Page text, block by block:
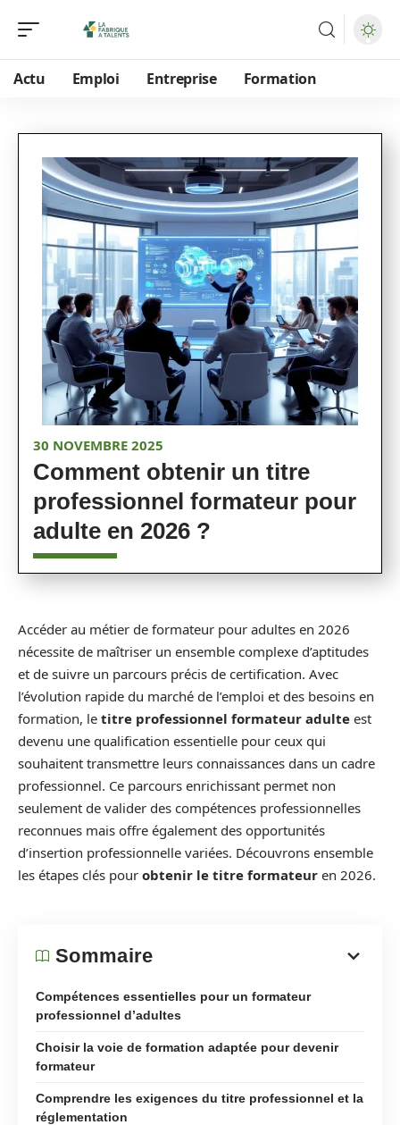
Actu Emploi Entreprise Formation
30 NOVEMBRE 2025
Comment obtenir un titre
professionnel formateur pour
adulte en 2026 ?
Accéder au métier de formateur pour adultes en 2026
nécessite de maîtriser un ensemble complexe d’aptitudes
et de suivre un parcours précis de certification. Avec
l’évolution rapide du marché de l’emploi et des besoins en
formation, le titre professionnel formateur adulte est
devenu une qualification essentielle pour ceux qui
souhaitent transmettre leurs connaissances dans un cadre
professionnel. Ce parcours enrichissant permet non
seulement de valider des compétences professionnelles
reconnues mais offre également des opportunités
d’insertion professionnelle variées. Découvrons ensemble
les étapes clés pour obtenir le titre formateur en 2026.
Sommaire
Compétences essentielles pour un formateur
professionnel d’adultes
Choisir la voie de formation adaptée pour devenir
formateur
Comprendre les exigences du titre professionnel et la
réglementation